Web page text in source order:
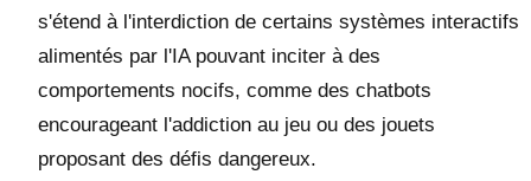
s'étend à l'interdiction de certains systèmes interactifs
alimentés par l'IA pouvant inciter à des
comportements nocifs, comme des chatbots
encourageant l'addiction au jeu ou des jouets
proposant des défis dangereux.